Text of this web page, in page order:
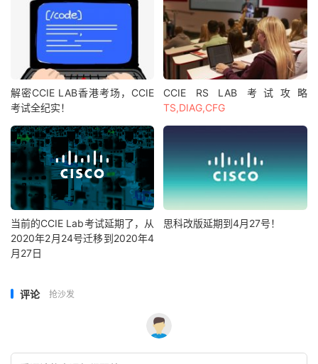
解密CCIE LAB香港考场，CCIE
考试全纪实！
CCIE RS LAB 考试攻略
TS,DIAG,CFG
当前的CCIE Lab考试延期了，从
2020年2月24号迁移到2020年4
月27日
思科改版延期到4月27号！
评论 抢沙发